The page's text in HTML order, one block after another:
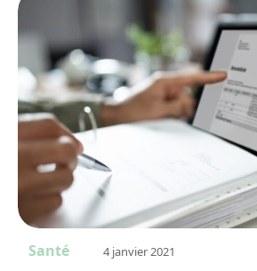
Santé 4 janvier 2021